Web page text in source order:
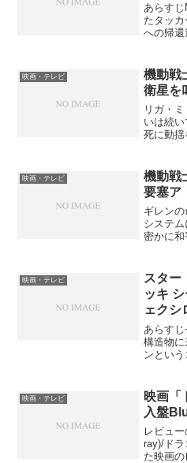
あらす
たタッ
への帰還
ンベー
た。そ
映画・テレビ
機動戦
衛星を
リガ・
いは続
死に動
っかかっ
退まで
映画・テレビ
機動戦
要塞ア
ギレン
システム
密かに
クーへ
ト・ベー
映画・テレビ
スター
ッキ
ェクシ
Video)
あらす
構造物に
ンという
子が悪く
た。そ
映画・テレビ
映画「
入盤
レビュ
ray)/ド
た映画の